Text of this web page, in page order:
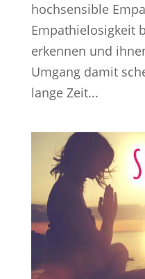
hochsensible
Empathielosigkeit
erkennen und
Umgang damit
lange Zeit...